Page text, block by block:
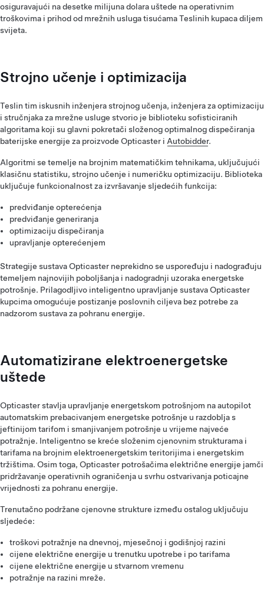
osiguravajući na desetke milijuna dolara uštede na operativnim
troškovima i prihod od mrežnih usluga tisućama Teslinih kupaca diljem
svijeta.
Strojno učenje i optimizacija
Teslin tim iskusnih inženjera strojnog učenja, inženjera za optimizaciju
i stručnjaka za mrežne usluge stvorio je biblioteku sofisticiranih
algoritama koji su glavni pokretači složenog optimalnog dispečiranja
baterijske energije za proizvode Opticaster i Autobidder.
Algoritmi se temelje na brojnim matematičkim tehnikama, uključujući
klasičnu statistiku, strojno učenje i numeričku optimizaciju. Biblioteka
uključuje funkcionalnost za izvršavanje sljedećih funkcija:
predviđanje opterećenja
predviđanje generiranja
optimizaciju dispečiranja
upravljanje opterećenjem
Strategije sustava Opticaster neprekidno se uspoređuju i nadograđuju
temeljem najnovijih poboljšanja i nadogradnji uzoraka energetske
potrošnje. Prilagodljivo inteligentno upravljanje sustava Opticaster
kupcima omogućuje postizanje poslovnih ciljeva bez potrebe za
nadzorom sustava za pohranu energije.
Automatizirane elektroenergetske
uštede
Opticaster stavlja upravljanje energetskom potrošnjom na autopilot
automatskim prebacivanjem energetske potrošnje u razdoblja s
jeftinijom tarifom i smanjivanjem potrošnje u vrijeme najveće
potražnje. Inteligentno se kreće složenim cjenovnim strukturama i
tarifama na brojnim elektroenergetskim teritorijima i energetskim
tržištima. Osim toga, Opticaster potrošačima električne energije jamči
pridržavanje operativnih ograničenja u svrhu ostvarivanja poticajne
vrijednosti za pohranu energije.
Trenutačno podržane cjenovne strukture između ostalog uključuju
sljedeće:
troškovi potražnje na dnevnoj, mjesečnoj i godišnjoj razini
cijene električne energije u trenutku upotrebe i po tarifama
cijene električne energije u stvarnom vremenu
potražnje na razini mreže.